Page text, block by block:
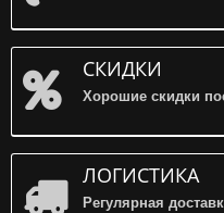
СКИДКИ
Хорошие скидки
ЛОГИСТИКА
Регулярная